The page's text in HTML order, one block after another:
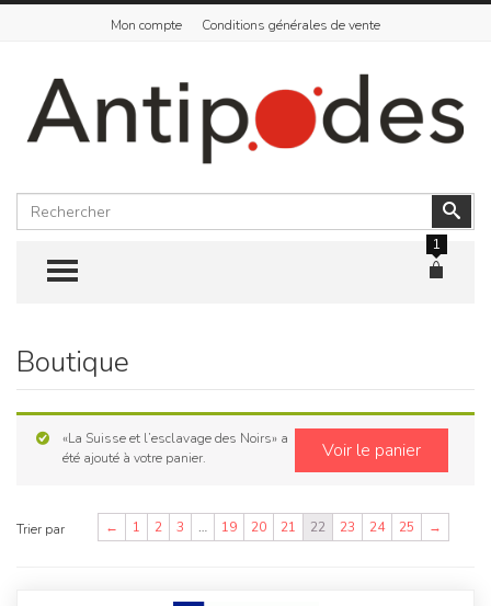
Mon compte Conditions générales de vente
Rechercher
TOGGLE MENU
1
Skip
content
Boutique
Voir le panier
«La Suisse et l’esclavage des Noirs» a
été ajouté à votre panier.
Trier par ← 1 2 3 … 19 20 21 22 23 24 25 →